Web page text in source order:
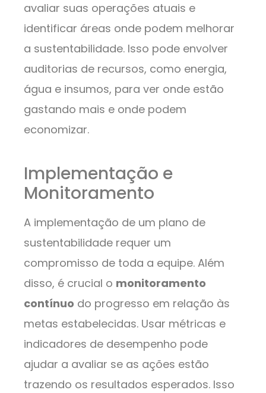
avaliar suas operações atuais e
identificar áreas onde podem melhorar
a sustentabilidade. Isso pode envolver
auditorias de recursos, como energia,
água e insumos, para ver onde estão
gastando mais e onde podem
economizar.
Implementação e
Monitoramento
A implementação de um plano de
sustentabilidade requer um
compromisso de toda a equipe. Além
disso, é crucial o monitoramento
contínuo do progresso em relação às
metas estabelecidas. Usar métricas e
indicadores de desempenho pode
ajudar a avaliar se as ações estão
trazendo os resultados esperados. Isso